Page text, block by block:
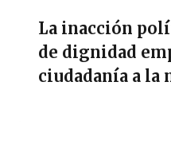
La inacción
de dignidad
ciudadanía a